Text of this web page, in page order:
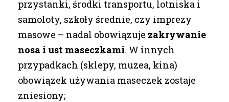
przystanki, środki transportu, lotniska i
samoloty, szkoły średnie, czy imprezy
masowe – nadal obowiązuje zakrywanie
nosa i ust maseczkami. W innych
przypadkach (sklepy, muzea, kina)
obowiązek używania maseczek zostaje
zniesiony;